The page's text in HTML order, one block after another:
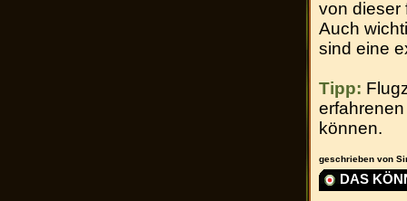
von dieser
Auch
sind eine
Tipp:
können.
geschrieben von
DAS